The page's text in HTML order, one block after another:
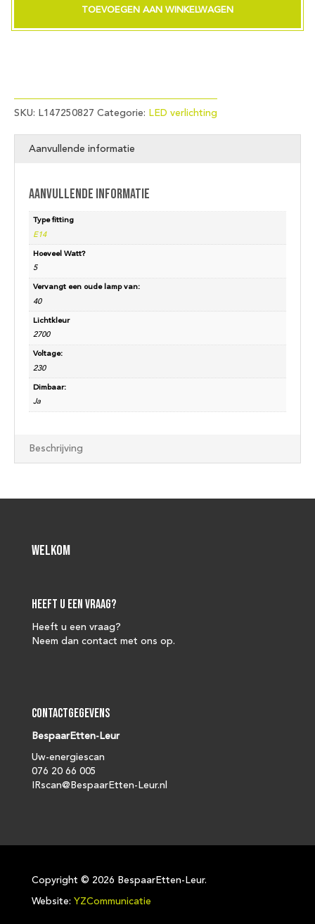
470Lm
aantal
TOEVOEGEN AAN WINKELWAGEN
SKU: L147250827 Categorie: LED verlichting
Aanvullende informatie
Aanvullende informatie
Type fitting
E14
Hoeveel Watt?
5
Vervangt een oude lamp van:
40
Lichtkleur
2700
Voltage:
230
Dimbaar:
Ja
Beschrijving
Welkom
Heeft u een vraag?
Heeft u een vraag?
Neem dan contact met ons op.
Contactgegevens
BespaarEtten-Leur
Uw-energiescan
076 20 66 005
IRscan@BespaarEtten-Leur.nl
Copyright © 2026 BespaarEtten-Leur.
Website: YZCommunicatie